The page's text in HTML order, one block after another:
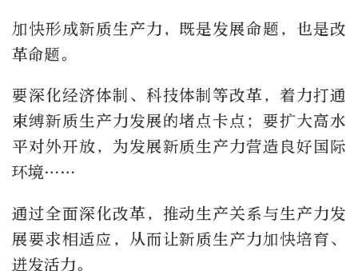
加快形成新质生产力，既是发展命题，也是改
革命题。
要深化经济体制、科技体制等改革，着力打通
束缚新质生产力发展的堵点卡点；要扩大高水
平对外开放，为发展新质生产力营造良好国际
环境……
通过全面深化改革，推动生产关系与生产力发
展要求相适应，从而让新质生产力加快培育、
迸发活力。